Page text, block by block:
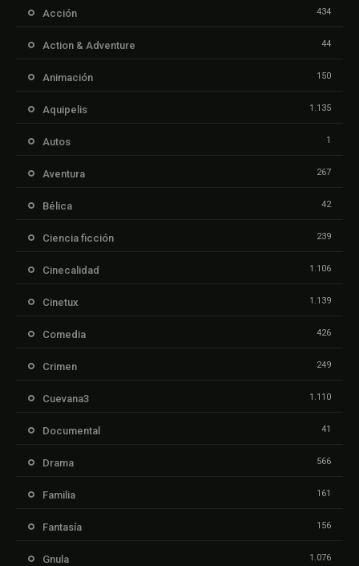
Acción 434
Action & Adventure 44
Animación 150
Aquipelis 1.135
Autos 1
Aventura 267
Bélica 42
Ciencia ficción 239
Cinecalidad 1.106
Cinetux 1.139
Comedia 426
Crimen 249
Cuevana3 1.110
Documental 41
Drama 566
Familia 161
Fantasía 156
Gnula 1.076